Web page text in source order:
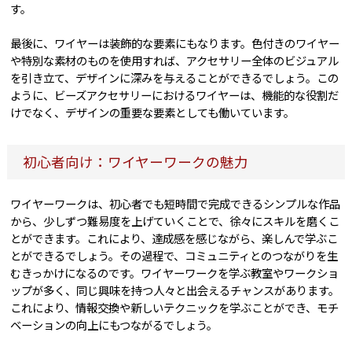
す。
最後に、ワイヤーは装飾的な要素にもなります。色付きのワイヤー
や特別な素材のものを使用すれば、アクセサリー全体のビジュアル
を引き立て、デザインに深みを与えることができるでしょう。この
ように、ビーズアクセサリーにおけるワイヤーは、機能的な役割だ
けでなく、デザインの重要な要素としても働いています。
初心者向け：ワイヤーワークの魅力
ワイヤーワークは、初心者でも短時間で完成できるシンプルな作品
から、少しずつ難易度を上げていくことで、徐々にスキルを磨くこ
とができます。これにより、達成感を感じながら、楽しんで学ぶこ
とができるでしょう。その過程で、コミュニティとのつながりを生
むきっかけになるのです。ワイヤーワークを学ぶ教室やワークショ
ップが多く、同じ興味を持つ人々と出会えるチャンスがあります。
これにより、情報交換や新しいテクニックを学ぶことができ、モチ
ベーションの向上にもつながるでしょう。